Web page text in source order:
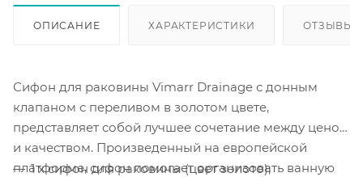
ОПИСАНИЕ ХАРАКТЕРИСТИКИ ОТЗЫВЫ
Сифон для раковины Vimarr Drainage с донным
клапаном с переливом в золотом цвете,
представляет собой лучшее сочетание между ценой
и качеством. Произведенный на европейской
платформе, сифон помогает организовать ванную
1 x сифон для раковины (цвет золото);